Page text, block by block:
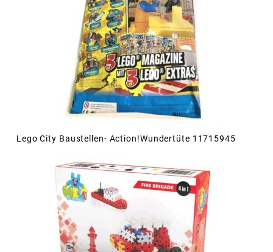
Lego City Baustellen- Action!Wundertüte 11715945